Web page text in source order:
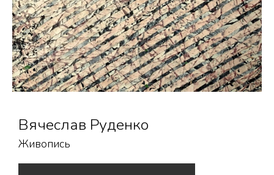
Вячеслав Руденко
Живопись